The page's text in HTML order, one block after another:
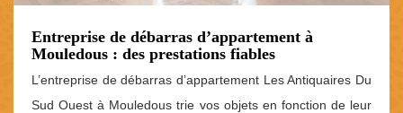
Entreprise de débarras d’appartement à
Mouledous : des prestations fiables
L’entreprise de débarras d’appartement Les Antiquaires Du
Sud Ouest à Mouledous trie vos objets en fonction de leur